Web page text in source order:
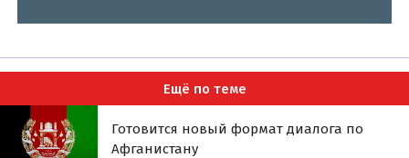
Ещё по теме
Готовится новый формат диалога по
Афганистану